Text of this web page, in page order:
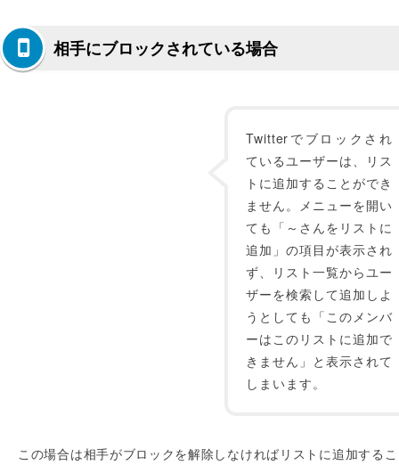
相手にブロックされている場合
Twitterでブロックされ
ているユーザーは、リス
トに追加することができ
ません。メニューを開い
ても「～さんをリストに
追加」の項目が表示され
ず、リスト一覧からユー
ザーを検索して追加しよ
うとしても「このメンバ
ーはこのリストに追加で
きません」と表示されて
しまいます。
この場合は相手がブロックを解除しなければリストに追加する